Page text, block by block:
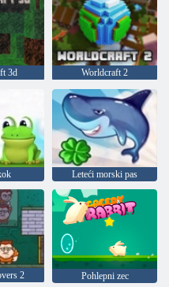
3d Worldcraft 2
Leteći morski pas
2
Pohlepni zec